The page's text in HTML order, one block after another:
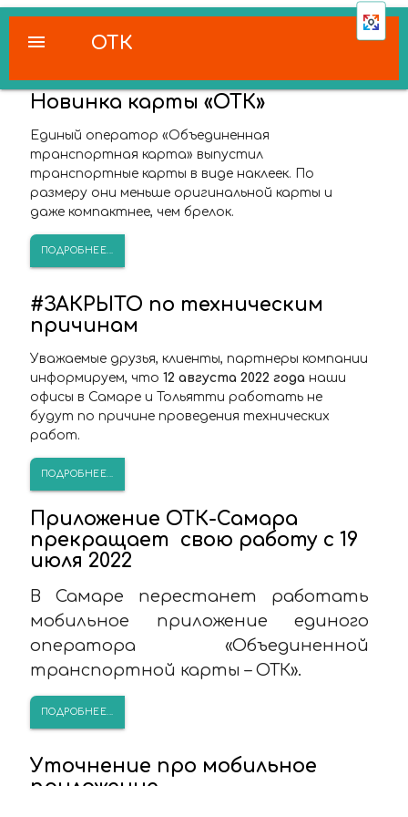
ОТК
menu
Новинка карты «ОТК»
Единый оператор «Объединенная
транспортная карта» выпустил
транспортные карты в виде наклеек. По
размеру они меньше оригинальной карты и
даже компактнее, чем брелок.
ПОДРОБНЕЕ...
#ЗАКРЫТО по техническим
причинам
Уважаемые друзья, клиенты, партнеры компании
информируем, что 12 августа 2022 года наши
офисы в Самаре и Тольятти работать не
будут по причине проведения технических
работ.
ПОДРОБНЕЕ...
Приложение ОТК-Самара
прекращает свою работу с 19
июля 2022
В Самаре перестанет работать
мобильное приложение единого
оператора «Объединенной
транспортной карты – ОТК».
ПОДРОБНЕЕ...
Уточнение про мобильное
приложение